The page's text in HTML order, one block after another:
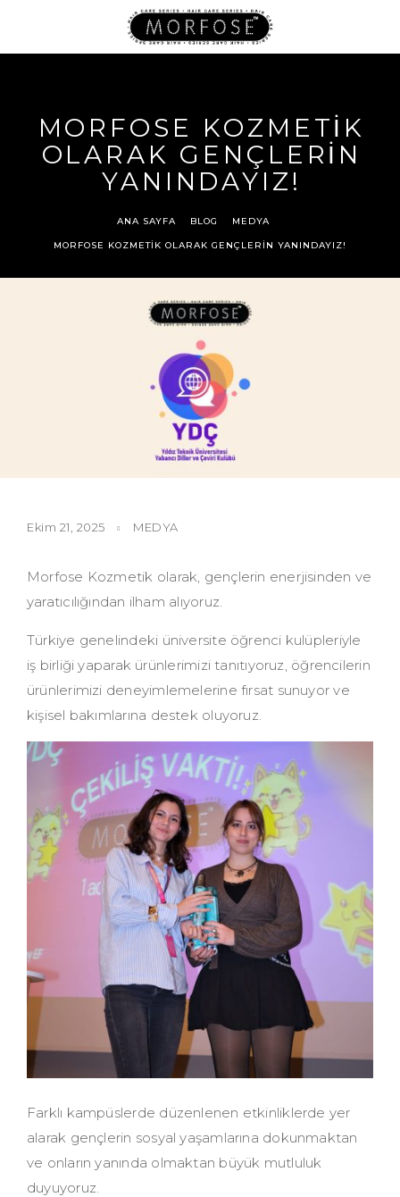
MORFOSE KOZMETİK
OLARAK GENÇLERİN
YANINDAYIZ!
ANA SAYFA BLOG MEDYA
MORFOSE KOZMETİK OLARAK GENÇLERİN YANINDAYIZ!
Ekim 21, 2025 MEDYA
Morfose Kozmetik olarak, gençlerin enerjisinden ve
yaratıcılığından ilham alıyoruz.
Türkiye genelindeki üniversite öğrenci kulüpleriyle
iş birliği yaparak ürünlerimizi tanıtıyoruz, öğrencilerin
ürünlerimizi deneyimlemelerine fırsat sunuyor ve
kişisel bakımlarına destek oluyoruz.
Farklı kampüslerde düzenlenen etkinliklerde yer
alarak gençlerin sosyal yaşamlarına dokunmaktan
ve onların yanında olmaktan büyük mutluluk
duyuyoruz.